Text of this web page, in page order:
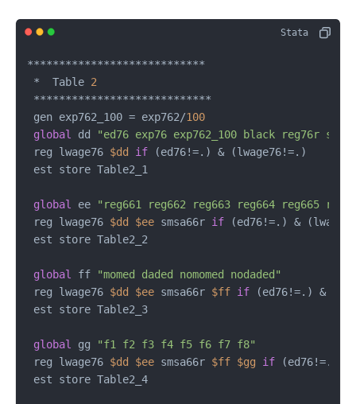
****************************
*  Table 2
****************************
gen exp762_100 = exp762/100
global
dd
"ed76 exp76 exp762_100 black reg76r
reg lwage76 $dd if (ed76!=.) & (lwage76!=.)
est store Table2_1
global ee
"reg661 reg662 reg663 reg664 reg665
reg lwage76 $dd $ee smsa66r if (ed76!=.) &
est store Table2_2
global ff
"momed daded nomomed nodaded"
reg lwage76 $dd $ee smsa66r $ff if (ed76!=.) &
est store Table2_3
global gg
"f1 f2 f3 f4 f5 f6 f7 f8"
reg lwage76 $dd $ee smsa66r $ff $gg if (ed76!=.) &
est store Table2_4